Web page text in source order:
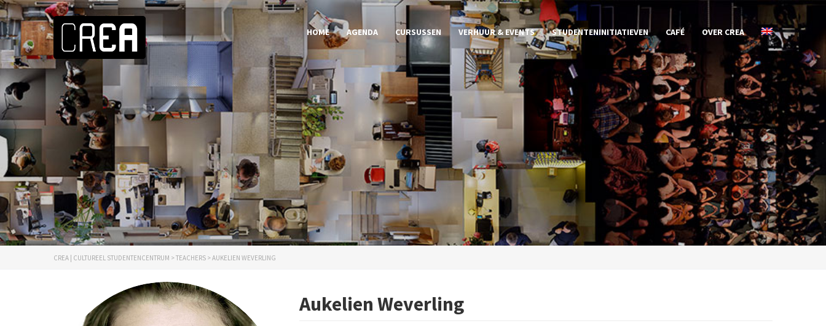
HOME AGENDA CURSUSSEN VERHUUR & EVENTS STUDENTENINITIATIEVEN CAFÉ OVER CREA
CREA | CULTUREEL STUDENTENCENTRUM > TEACHERS > AUKELIEN WEVERLING
Aukelien Weverling